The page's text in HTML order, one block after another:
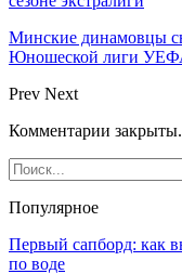
Минские динамовцы
Юношеской лиги
Prev Next
Комментарии закрыты.
Популярное
Первый сапборд: как
по воде